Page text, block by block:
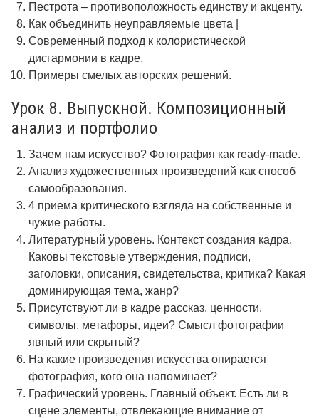
Пестрота – противоположность единству и акценту.
Как объединить неуправляемые цвета |
Современный подход к колористической
дисгармонии в кадре.
Примеры смелых авторских решений.
Урок 8. Выпускной. Композиционный
анализ и портфолио
Зачем нам искусство? Фотография как ready-made.
Анализ художественных произведений как способ
самообразования.
4 приема критического взгляда на собственные и
чужие работы.
Литературный уровень. Контекст создания кадра.
Каковы текстовые утверждения, подписи,
заголовки, описания, свидетельства, критика? Какая
доминирующая тема, жанр?
Присутствуют ли в кадре рассказ, ценности,
символы, метафоры, идеи? Смысл фотографии
явный или скрытый?
На какие произведения искусства опирается
фотография, кого она напоминает?
Графический уровень. Главный объект. Есть ли в
сцене элементы, отвлекающие внимание от